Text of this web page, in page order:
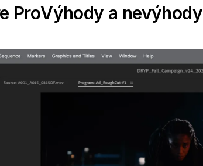
ProVýhody a nevýhody